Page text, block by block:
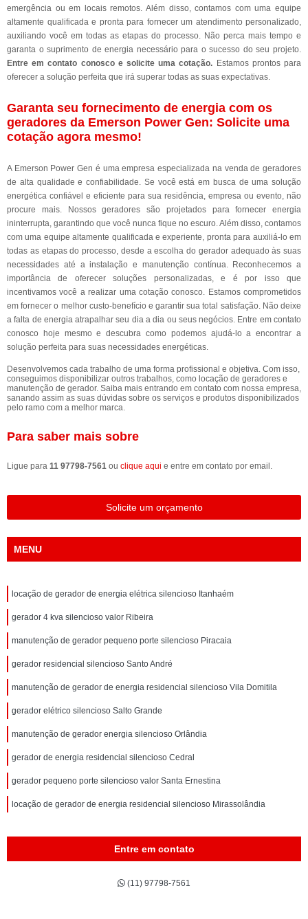
emergência ou em locais remotos. Além disso, contamos com uma equipe
altamente qualificada e pronta para fornecer um atendimento personalizado,
auxiliando você em todas as etapas do processo. Não perca mais tempo e
garanta o suprimento de energia necessário para o sucesso do seu projeto.
Entre em contato conosco e solicite uma cotação. Estamos prontos para
oferecer a solução perfeita que irá superar todas as suas expectativas.
Garanta seu fornecimento de energia com os
geradores da Emerson Power Gen: Solicite uma
cotação agora mesmo!
A Emerson Power Gen é uma empresa especializada na venda de geradores
de alta qualidade e confiabilidade. Se você está em busca de uma solução
energética confiável e eficiente para sua residência, empresa ou evento, não
procure mais. Nossos geradores são projetados para fornecer energia
ininterrupta, garantindo que você nunca fique no escuro. Além disso, contamos
com uma equipe altamente qualificada e experiente, pronta para auxiliá-lo em
todas as etapas do processo, desde a escolha do gerador adequado às suas
necessidades até a instalação e manutenção contínua. Reconhecemos a
importância de oferecer soluções personalizadas, e é por isso que
incentivamos você a realizar uma cotação conosco. Estamos comprometidos
em fornecer o melhor custo-benefício e garantir sua total satisfação. Não deixe
a falta de energia atrapalhar seu dia a dia ou seus negócios. Entre em contato
conosco hoje mesmo e descubra como podemos ajudá-lo a encontrar a
solução perfeita para suas necessidades energéticas.
Desenvolvemos cada trabalho de uma forma profissional e objetiva. Com isso,
conseguimos disponibilizar outros trabalhos, como locação de geradores e
manutenção de gerador. Saiba mais entrando em contato com nossa empresa,
sanando assim as suas dúvidas sobre os serviços e produtos disponibilizados
pelo ramo com a melhor marca.
Para saber mais sobre
Ligue para 11 97798-7561 ou clique aqui e entre em contato por email.
Solicite um orçamento
MENU
locação de gerador de energia elétrica silencioso Itanhaém
gerador 4 kva silencioso valor Ribeira
manutenção de gerador pequeno porte silencioso Piracaia
gerador residencial silencioso Santo André
manutenção de gerador de energia residencial silencioso Vila Domitila
gerador elétrico silencioso Salto Grande
manutenção de gerador energia silencioso Orlândia
gerador de energia residencial silencioso Cedral
gerador pequeno porte silencioso valor Santa Ernestina
locação de gerador de energia residencial silencioso Mirassolândia
Entre em contato
(11) 97798-7561